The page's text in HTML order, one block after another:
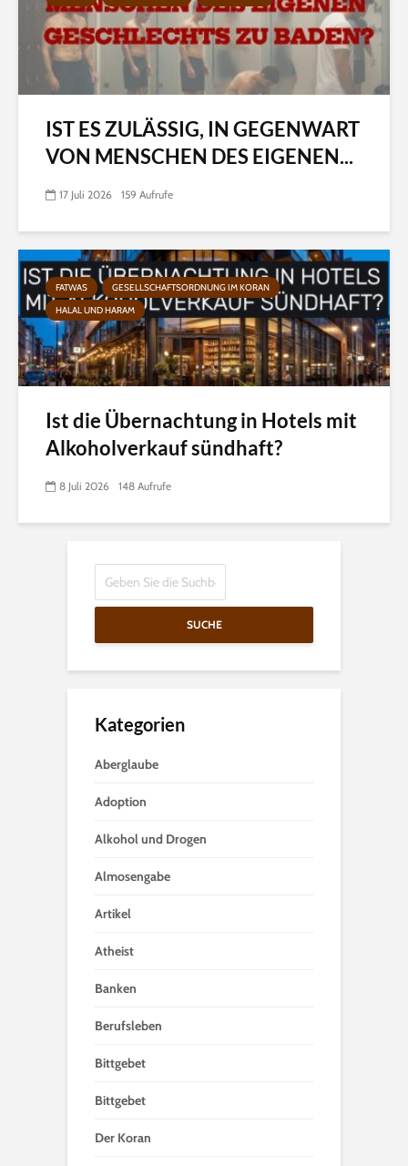
IST ES ZULÄSSIG, IN GEGENWART
VON MENSCHEN DES EIGENEN...
17 Juli 2026 159 Aufrufe
FATWAS
GESELLSCHAFTSORDNUNG IM KORAN
HALAL UND HARAM
Ist die Übernachtung in Hotels mit
Alkoholverkauf sündhaft?
8 Juli 2026 148 Aufrufe
SUCHE
Kategorien
Aberglaube
Adoption
Alkohol und Drogen
Almosengabe
Artikel
Atheist
Banken
Berufsleben
Bittgebet
Bittgebet
Der Koran